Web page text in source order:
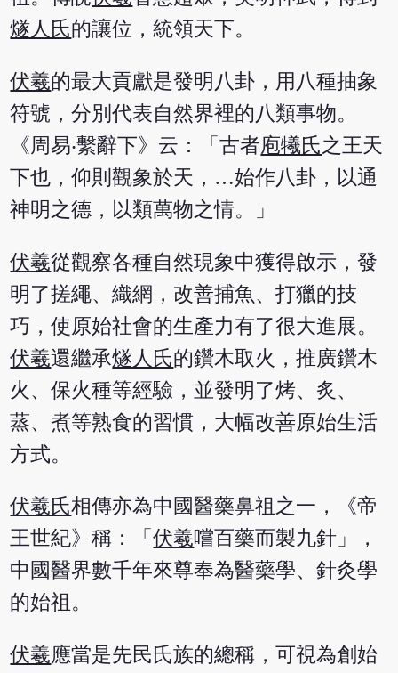
燧人氏的讓位，統領天下。
伏羲的最大貢獻是發明八卦，用八種抽象
符號，分別代表自然界裡的八類事物。
《周易‧繫辭下》云：「古者庖犧氏之王天
下也，仰則觀象於天，…始作八卦，以通
神明之德，以類萬物之情。」
伏羲從觀察各種自然現象中獲得啟示，發
明了搓繩、織網，改善捕魚、打獵的技
巧，使原始社會的生產力有了很大進展。
伏羲還繼承燧人氏的鑽木取火，推廣鑽木
火、保火種等經驗，並發明了烤、炙、
蒸、煮等熟食的習慣，大幅改善原始生活
方式。
伏羲氏相傳亦為中國醫藥鼻祖之一，《帝
王世紀》稱：「伏羲嚐百藥而製九針」，
中國醫界數千年來尊奉為醫藥學、針灸學
的始祖。
伏羲應當是先民氏族的總稱，可視為創始